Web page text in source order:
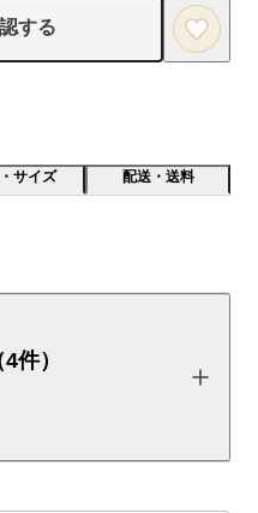
する
サイズ 配送・送料
(掛ふとんカバー、ボックス
件）